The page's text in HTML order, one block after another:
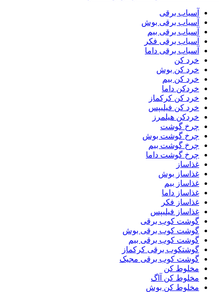
آسیاب برقی
آسیاب برقی بوش
آسیاب برقی بیم
آسیاب برقی فکر
آسیاب برقی داما
خرد کن
خرد کن بوش
خرد کن بیم
خردکن داما
خرد کن کرکماز
خرد کن فیلیپس
خردکن هیلمرز
چرخ گوشت
چرخ گوشت بوش
چرخ گوشت بیم
چرخ گوشت داما
غذاساز
غذاساز بوش
غذاساز بیم
غذاساز داما
غذاساز فکر
غذاساز فیلیپس
گوشت کوب برقی
گوشت کوب برقی بوش
گوشت کوب برقی بیم
گوشتکوب برقی کرکماز
گوشت کوب برقی مجیک
مخلوط کن
مخلوط کن آاگ
مخلوط کن بوش